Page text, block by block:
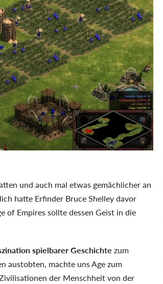
und auch mal etwas gemächlicher an
hatte Erfinder Bruce Shelley davor
of Empires sollte dessen Geist in die
spielbarer Geschichte zum
austobten, machte uns Age zum
der Menschheit von der